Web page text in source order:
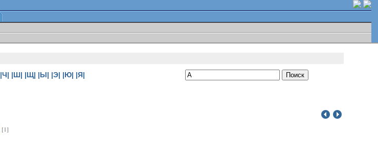
|Ч| |Ш| |Щ| |Ы| |Э| |Ю| |Я|
[1]